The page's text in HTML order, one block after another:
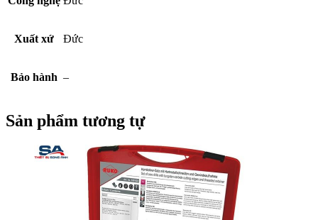
Xuất xứ Đức
Bảo hành –
Sản phẩm tương tự